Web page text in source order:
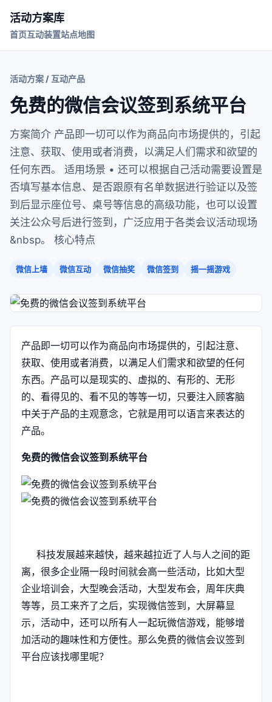
活动方案库
首页互动装置站点地图
活动方案 / 互动产品
免费的微信会议签到系统平台
方案简介 产品即一切可以作为商品向市场提供的，引起
注意、获取、使用或者消费，以满足人们需求和欲望的
任何东西。 适用场景 • 还可以根据自己活动需要设置是
否填写基本信息、是否跟原有名单数据进行验证以及签
到后显示座位号、桌号等信息的高级功能，也可以设置
关注公众号后进行签到，广泛应用于各类会议活动现场
&nbsp。 核心特点
微信上墙 微信互动 微信抽奖 微信签到 摇一摇游戏
产品即一切可以作为商品向市场提供的，引起注意、
获取、使用或者消费，以满足人们需求和欲望的任何
东西。产品可以是现实的、虚拟的、有形的、无形
的、看得见的、看不见的等等一切，只要注入顾客脑
中关于产品的主观意念，它就是用可以语言来表达的
产品。
免费的微信会议签到系统平台
科技发展越来越快，越来越拉近了人与人之间的距
离，很多企业隔一段时间就会高一些活动，比如大型
企业培训会，大型晚会活动，大型发布会，周年庆典
等等，员工来齐了之后，实现微信签到，大屏幕显
示，活动中，还可以所有人一起玩微信游戏，能够增
加活动的趣味性和方便性。那么免费的微信会议签到
平台应该找哪里呢？